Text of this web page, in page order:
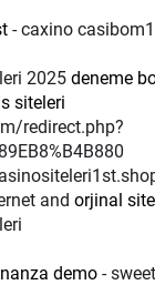
- caxino
2025 deneme
siteleri
redirect.php?
and orjinal
demo -